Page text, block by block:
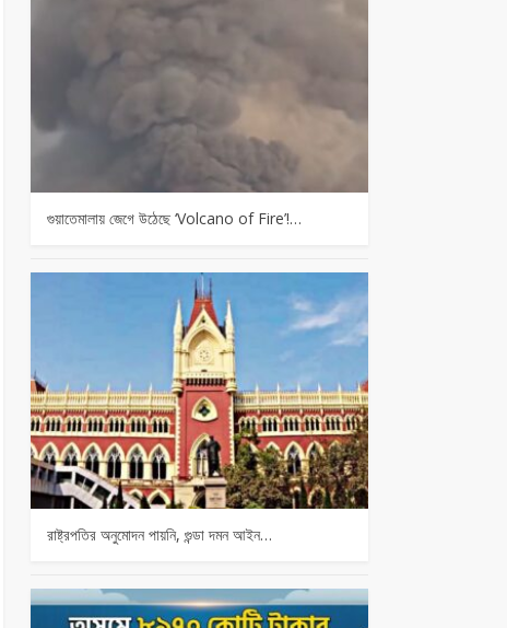
গুয়াতেমালায় জেগে উঠেছে ‘Volcano of Fire’!…
রাষ্ট্রপতির অনুমোদন পায়নি, গুন্ডা দমন আইন…